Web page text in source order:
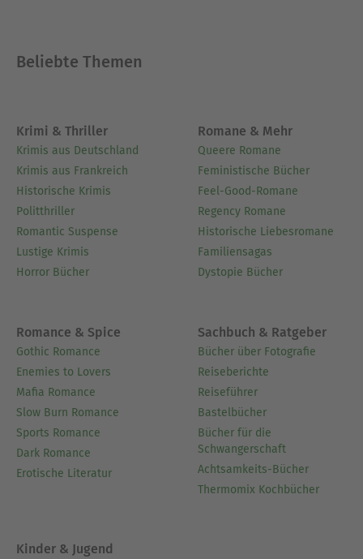
Ausblenden
Beliebte Themen
Krimi & Thriller
Krimis aus Deutschland
Krimis aus Frankreich
Historische Krimis
Politthriller
Romantic Suspense
Lustige Krimis
Horror Bücher
Romane & Mehr
Queere Romane
Feministische Bücher
Feel-Good-Romane
Regency Romane
Historische Liebesromane
Familiensagas
Dystopie Bücher
Romance & Spice
Gothic Romance
Enemies to Lovers
Mafia Romance
Slow Burn Romance
Sports Romance
Dark Romance
Erotische Literatur
Sachbuch & Ratgeber
Bücher über Fotografie
Reiseberichte
Reiseführer
Bastelbücher
Bücher für die
Schwangerschaft
Achtsamkeits-Bücher
Thermomix Kochbücher
Kinder & Jugend